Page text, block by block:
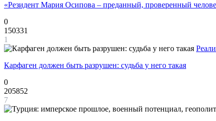
«Резидент Мария Осипова – преданный, проверенный
0
150331
1
Карфаген должен быть разрушен: судьба у него такая
0
205852
7